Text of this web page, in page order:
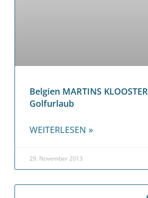
Belgien MARTINS KLOOSTER
Golfurlaub
WEITERLESEN »
29. November 2013